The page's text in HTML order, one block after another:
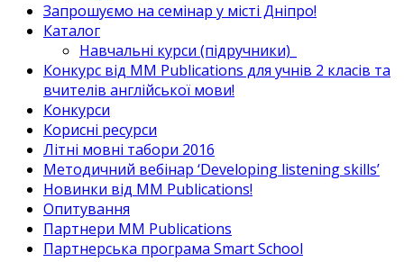
Запрошуємо на семінар у місті Дніпро!
Каталог
Навчальні курси (підручники)_
Конкурс від MM Publications для учнів 2 класів та
вчителів англійської мови!
Конкурси
Корисні ресурси
Літні мовні табори 2016
Методичний вебінар ‘Developing listening skills’
Новинки від MM Publications!
Опитування
Партнери MM Publications
Партнерська програма Smart School